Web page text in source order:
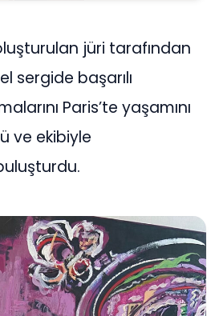
oluşturulan jüri tarafından
sergide başarılı
Paris’te yaşamını
ve ekibiyle